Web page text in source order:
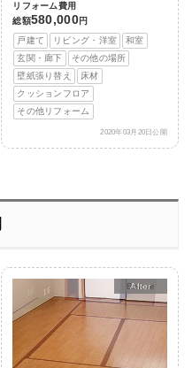
リフォーム費用
総額580,000円
戸建て
リビング・洋室
和室
玄関・廊下
その他の場所
壁紙張り替え
床材
クッションフロア
その他リフォーム
2020年03月20日公開
After